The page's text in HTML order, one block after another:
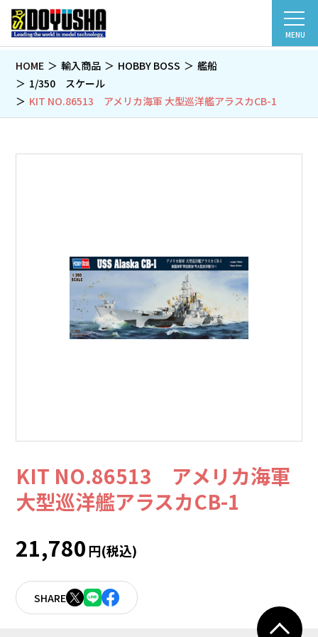
MENU
HOME 輸入商品 HOBBY BOSS
艦船
1/350 スケール
KIT NO.86513 アメリカ海軍 大型巡洋艦アラスカCB-1
KIT NO.86513 アメリカ海軍
大型巡洋艦アラスカCB-1
21,780円(税込)
SHARE